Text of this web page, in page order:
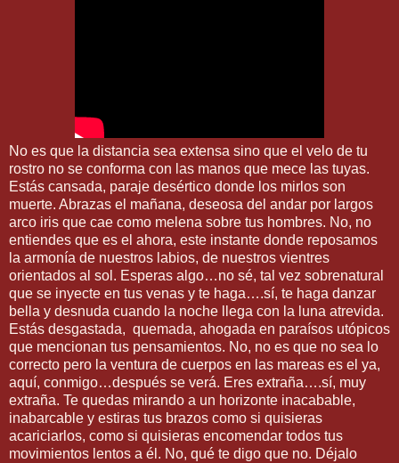
No es que la distancia sea extensa sino que el velo de tu
rostro no se conforma con las manos que mece las tuyas.
Estás cansada, paraje desértico donde los mirlos son
muerte. Abrazas el mañana, deseosa del andar por largos
arco iris que cae como melena sobre tus hombres. No, no
entiendes que es el ahora, este instante donde reposamos
la armonía de nuestros labios, de nuestros vientres
orientados al sol. Esperas algo…no sé, tal vez sobrenatural
que se inyecte en tus venas y te haga….sí, te haga danzar
bella y desnuda cuando la noche llega con la luna atrevida.
Estás desgastada, quemada, ahogada en paraísos utópicos
que mencionan tus pensamientos. No, no es que no sea lo
correcto pero la ventura de cuerpos en las mareas es el ya,
aquí, conmigo…después se verá. Eres extraña….sí, muy
extraña. Te quedas mirando a un horizonte inacabable,
inabarcable y estiras tus brazos como si quisieras
acariciarlos, como si quisieras encomendar todos tus
movimientos lentos a él. No, qué te digo que no. Déjalo